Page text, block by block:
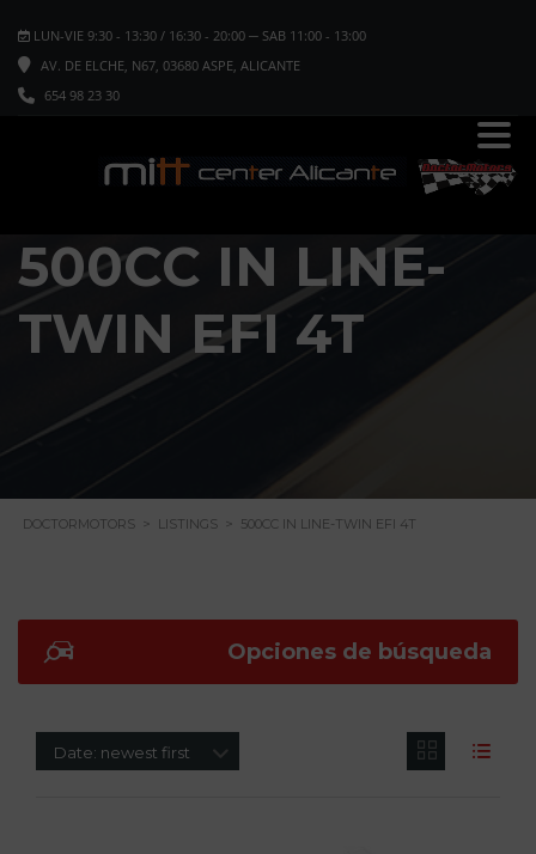
LUN-VIE 9:30 - 13:30 / 16:30 - 20:00 ─ SAB 11:00 - 13:00
AV. DE ELCHE, N67, 03680 ASPE, ALICANTE
654 98 23 30
500CC IN LINE-
TWIN EFI 4T
DOCTORMOTORS > LISTINGS > 500CC IN LINE-TWIN EFI 4T
Opciones de búsqueda
Date: newest first